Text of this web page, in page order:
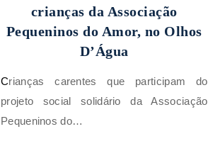
crianças da Associação
Pequeninos do Amor, no Olhos
D’Água
Crianças carentes que participam do
projeto social solidário da Associação
Pequeninos do…